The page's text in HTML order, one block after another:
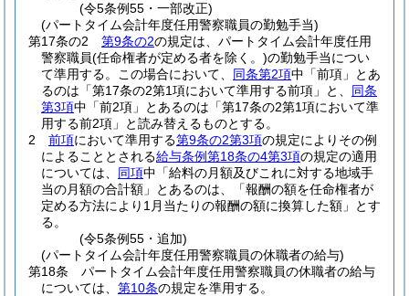
(令5条例55・一部改正)
(パートタイム会計年度任用警察職員の勤勉手当)
第17条の2
第9条の2の規定は、パートタイム会計年度任用
警察職員(任命権者が定める者を除く。)の勤勉手当につい
て準用する。
この場合において、 同条第2項中「前項」とあ
るのは「第17条の2第1項において準用する前項」と、 同条
第3項中「前2項」とあるのは「第17条の2第1項において準
用する前2項」と読み替えるものとする。
2
前項において準用する第9条の2第3項の規定によりその例
によることとされる給与条例第18条の4第3項の規定の適用
については、 同項中「給料の月額及びこれに対する地域手
当の月額の合計額」とあるのは、「報酬の額を任命権者が
定める方法により1月当たりの報酬の額に換算した額」とす
る。
(令5条例55・追加)
(パートタイム会計年度任用警察職員の休職者の給与)
第18条
パートタイム会計年度任用警察職員の休職者の給与
については、 第10条の規定を準用する。